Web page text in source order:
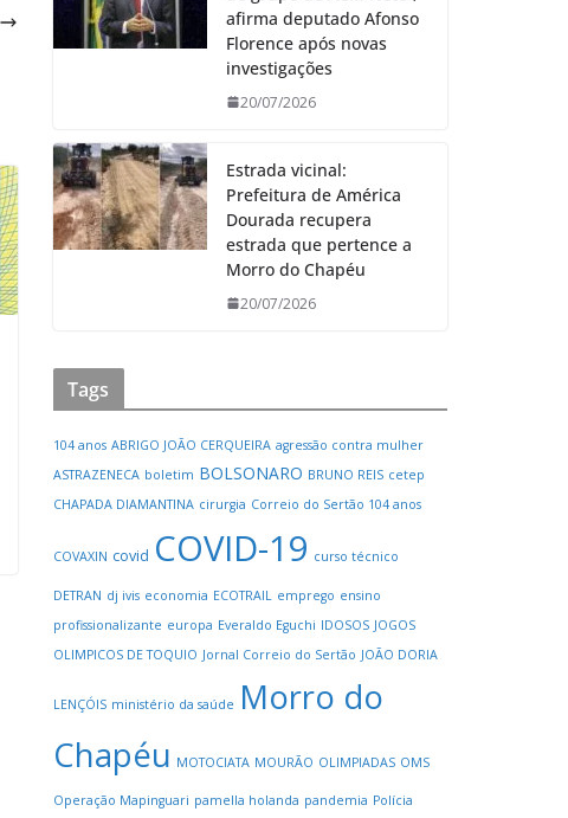
afirma deputado Afonso
Florence após novas
investigações
20/07/2026
Estrada vicinal:
Prefeitura de América
Dourada recupera
estrada que pertence a
Morro do Chapéu
20/07/2026
Tags
104 anos ABRIGO JOÃO CERQUEIRA agressão contra mulher
ASTRAZENECA boletim BOLSONARO BRUNO REIS cetep
CHAPADA DIAMANTINA cirurgia Correio do Sertão 104 anos
COVAXIN covid COVID-19 curso técnico
DETRAN dj ivis economia ECOTRAIL emprego ensino
profissionalizante europa Everaldo Eguchi IDOSOS JOGOS
OLIMPICOS DE TOQUIO Jornal Correio do Sertão JOÃO DORIA
LENÇÓIS ministério da saúde Morro do
Chapéu MOTOCIATA MOURÃO OLIMPIADAS OMS
Operação Mapinguari pamella holanda pandemia Polícia